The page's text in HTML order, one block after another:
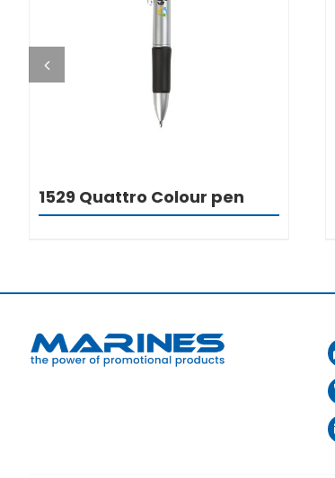
DETALJI
1529 Quattro Colour pen